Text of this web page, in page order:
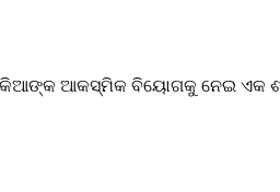
ଆକସ୍ମିକ ବିୟୋଗକୁ ନେଇ ଏକ